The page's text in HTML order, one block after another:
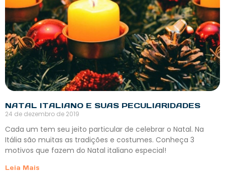
NATAL ITALIANO E SUAS PECULIARIDADES
24 de dezembro de 2019
Cada um tem seu jeito particular de celebrar o Natal. Na
Itália são muitas as tradições e costumes. Conheça 3
motivos que fazem do Natal italiano especial!
Leia Mais